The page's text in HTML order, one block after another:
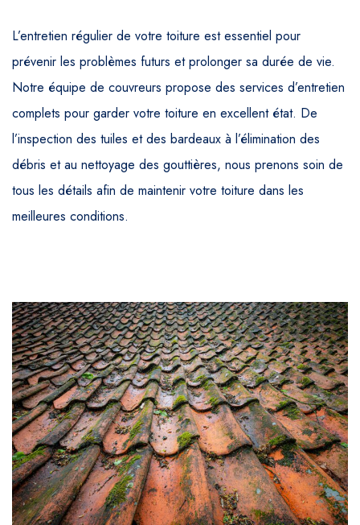
L’entretien régulier de votre toiture est essentiel pour
prévenir les problèmes futurs et prolonger sa durée de vie.
Notre équipe de couvreurs propose des services d’entretien
complets pour garder votre toiture en excellent état. De
l’inspection des tuiles et des bardeaux à l’élimination des
débris et au nettoyage des gouttières, nous prenons soin de
tous les détails afin de maintenir votre toiture dans les
meilleures conditions.